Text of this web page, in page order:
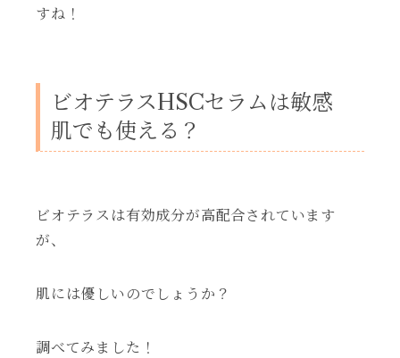
すね！
ビオテラスHSCセラムは敏感
肌でも使える？
ビオテラスは有効成分が高配合されています
が、
肌には優しいのでしょうか？
調べてみました！